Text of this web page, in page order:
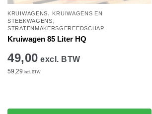
KRUIWAGENS, KRUIWAGENS EN
STEEKWAGENS,
STRATENMAKERSGEREEDSCHAP
Kruiwagen 85 Liter HQ
49,00 excl. BTW
59,29 incl. BTW